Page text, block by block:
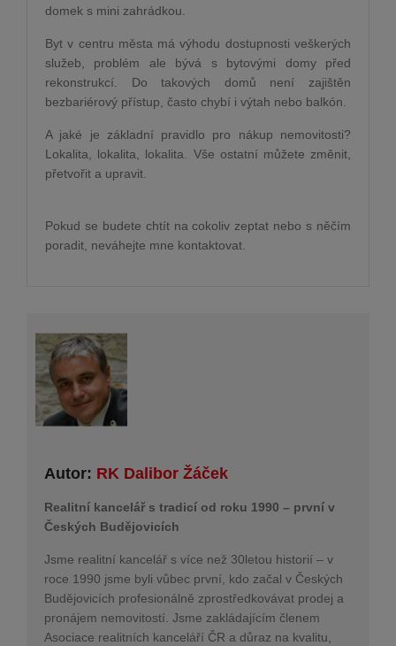
domek s mini zahrádkou.
Byt v centru města má výhodu dostupnosti veškerých
služeb, problém ale bývá s bytovými domy před
rekonstrukcí. Do takových domů není zajištěn
bezbariérový přístup, často chybí i výtah nebo balkón.
A jaké je základní pravidlo pro nákup nemovitosti?
Lokalita, lokalita, lokalita. Vše ostatní můžete změnit,
přetvořit a upravit.
Pokud se budete chtít na cokoliv zeptat nebo s něčím
poradit, neváhejte mne kontaktovat.
Autor: RK Dalibor Žáček
Realitní kancelář s tradicí od roku 1990 – první v
Českých Budějovicích
Jsme realitní kancelář s více než 30letou historií – v
roce 1990 jsme byli vůbec první, kdo začal v Českých
Budějovicích profesionálně zprostředkovávat prodej a
pronájem nemovitostí. Jsme zakládajícím členem
Asociace realitních kanceláří ČR a důraz na kvalitu,